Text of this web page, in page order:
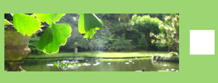
Zum
Inhalt